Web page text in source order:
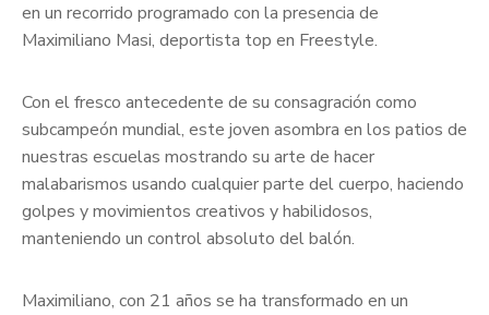
en un recorrido programado con la presencia de
Maximiliano Masi, deportista top en Freestyle.
Con el fresco antecedente de su consagración como
subcampeón mundial, este joven asombra en los patios de
nuestras escuelas mostrando su arte de hacer
malabarismos usando cualquier parte del cuerpo, haciendo
golpes y movimientos creativos y habilidosos,
manteniendo un control absoluto del balón.
Maximiliano, con 21 años se ha transformado en un